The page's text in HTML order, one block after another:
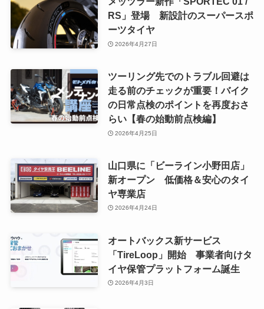
RS」登場 新設計のスーパースポ
ーツタイヤ
2026年4月27日
ツーリング先でのトラブル回避は
走る前のチェックが重要！バイク
の日常点検のポイントを再度おさ
らい【春の始動前点検編】
2026年4月25日
山口県に「ビーライン小野田店」
新オープン 低価格＆安心のタイ
ヤ専業店
2026年4月24日
オートバックス新サービス
「TireLoop」開始 事業者向けタ
イヤ保管プラットフォーム誕生
2026年4月3日